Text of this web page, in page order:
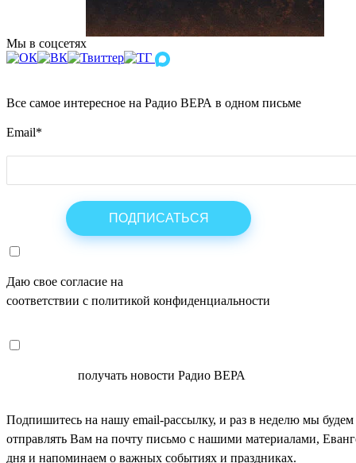
Мы в соцсетях
Все самое интересное на Радио ВЕРА в одном письме
Email*
Даю свое согласие на
соответствии с политикой конфиденциальности
получать новости Радио ВЕРА
Подпишитесь на нашу email-рассылку, и раз в неделю мы будем
отправлять Вам на почту письмо с нашими материалами,
дня и напоминаем о важных событиях и праздниках.